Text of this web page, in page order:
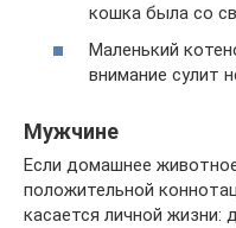
кошка была со
Маленький
внимание сулит
Мужчине
Если домашнее
положительной
касается личной